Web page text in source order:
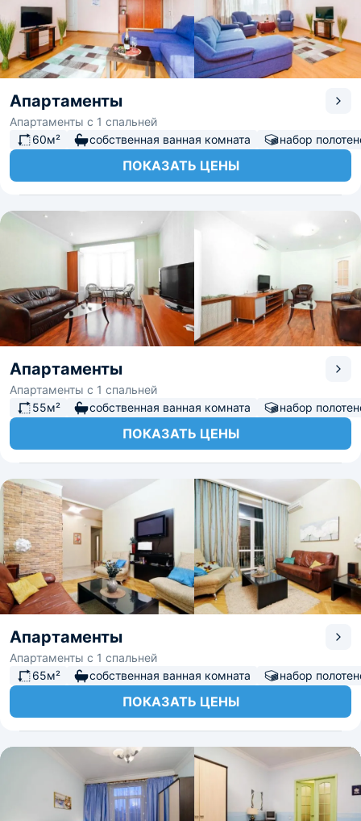
Апартаменты
Апартаменты с 1 спальней
60м²
собственная ванная комната набор
ПОКАЗАТЬ ЦЕНЫ
Апартаменты
Апартаменты с 1 спальней
55м²
собственная ванная комната набор
ПОКАЗАТЬ ЦЕНЫ
Апартаменты
Апартаменты с 1 спальней
65м²
собственная ванная комната набор
ПОКАЗАТЬ ЦЕНЫ